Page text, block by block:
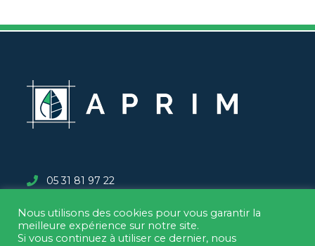
05 31 81 97 22
aprim@groupe-escaffre.fr
Nous utilisons des cookies pour vous garantir la
meilleure expérience sur notre site.
Si vous continuez à utiliser ce dernier, nous